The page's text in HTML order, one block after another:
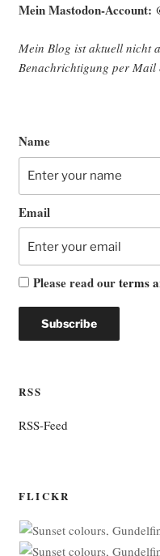
Mein Mast­o­don-Account:
Mein Blog ist aktu­ell nicht
Benach­rich­ti­gung per Mail
Name
Email
Please read ourterms
RSS
RSS-Feed
FLICKR